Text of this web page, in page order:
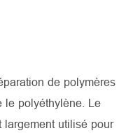
de polymères
le polyéthylène. Le
largement utilisé pour